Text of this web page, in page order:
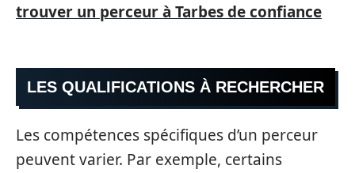
trouver un perceur à Tarbes de confiance
LES QUALIFICATIONS À RECHERCHER
Les compétences spécifiques d’un perceur
peuvent varier. Par exemple, certains